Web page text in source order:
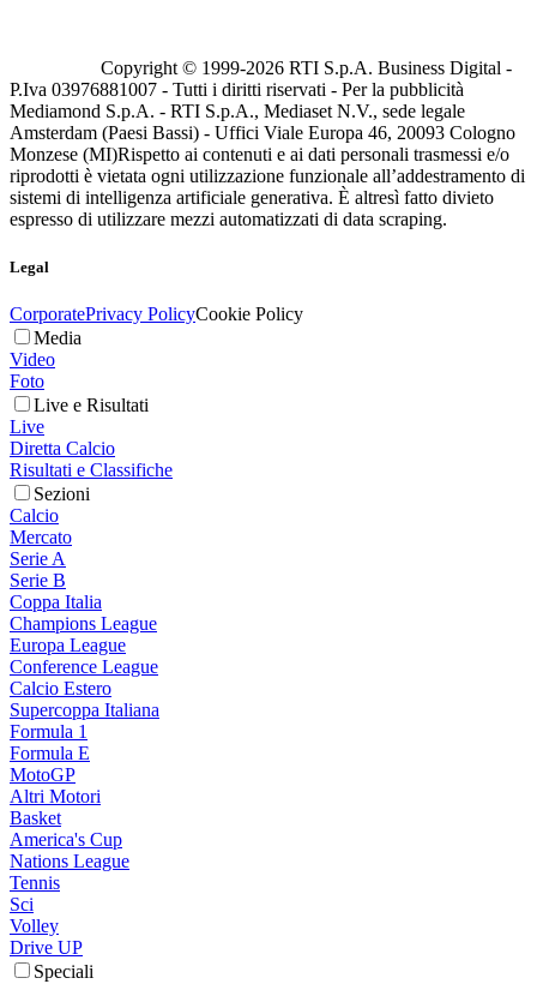
Copyright © 1999-2026 RTI S.p.A. Business Digital -
P.Iva 03976881007 - Tutti i diritti riservati - Per la pubblicità
Mediamond S.p.A. - RTI S.p.A., Mediaset N.V., sede legale
Amsterdam (Paesi Bassi) - Uffici Viale Europa 46, 20093 Cologno
Monzese (MI)Rispetto ai contenuti e ai dati personali trasmessi e/o
riprodotti è vietata ogni utilizzazione funzionale all’addestramento di
sistemi di intelligenza artificiale generativa. È altresì fatto divieto
espresso di utilizzare mezzi automatizzati di data scraping.
Legal
CorporatePrivacy PolicyCookie Policy
Media
Video
Foto
Live e Risultati
Live
Diretta Calcio
Risultati e Classifiche
Sezioni
Calcio
Mercato
Serie A
Serie B
Coppa Italia
Champions League
Europa League
Conference League
Calcio Estero
Supercoppa Italiana
Formula 1
Formula E
MotoGP
Altri Motori
Basket
America's Cup
Nations League
Tennis
Sci
Volley
Drive UP
Speciali